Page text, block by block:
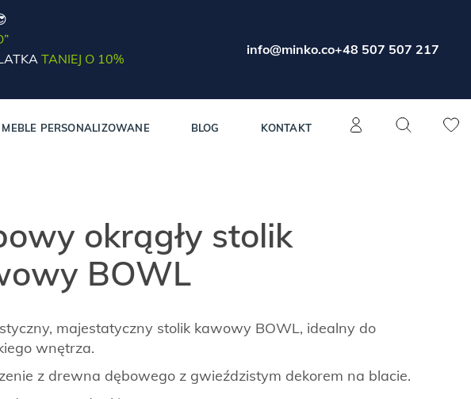
TANIEJ O 10%
info@minko.co+48 507 507 217
MEBLE PERSONALIZOWANE BLOG KONTAKT
okrągły stolik
BOWL
majestatyczny stolik kawowy BOWL, idealny do
wnętrza.
z drewna dębowego z gwieździstym dekorem na blacie.